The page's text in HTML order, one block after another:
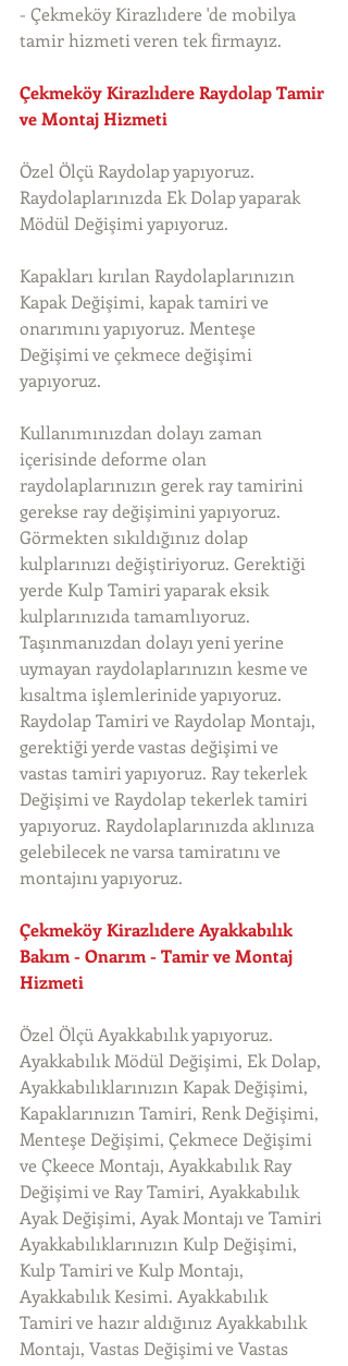
- Çekmeköy Kirazlıdere 'de mobilya
tamir hizmeti veren tek firmayız.
Çekmeköy Kirazlıdere Raydolap Tamir
ve Montaj Hizmeti
Özel Ölçü Raydolap yapıyoruz.
Raydolaplarınızda Ek Dolap yaparak
Mödül Değişimi yapıyoruz.
Kapakları kırılan Raydolaplarınızın
Kapak Değişimi, kapak tamiri ve
onarımını yapıyoruz. Menteşe
Değişimi ve çekmece değişimi
yapıyoruz.
Kullanımınızdan dolayı zaman
içerisinde deforme olan
raydolaplarınızın gerek ray tamirini
gerekse ray değişimini yapıyoruz.
Görmekten sıkıldığınız dolap
kulplarınızı değiştiriyoruz. Gerektiği
yerde Kulp Tamiri yaparak eksik
kulplarınızıda tamamlıyoruz.
Taşınmanızdan dolayı yeni yerine
uymayan raydolaplarınızın kesme ve
kısaltma işlemlerinide yapıyoruz.
Raydolap Tamiri ve Raydolap Montajı,
gerektiği yerde vastas değişimi ve
vastas tamiri yapıyoruz. Ray tekerlek
Değişimi ve Raydolap tekerlek tamiri
yapıyoruz. Raydolaplarınızda aklınıza
gelebilecek ne varsa tamiratını ve
montajını yapıyoruz.
Çekmeköy Kirazlıdere Ayakkabılık
Bakım - Onarım - Tamir ve Montaj
Hizmeti
Özel Ölçü Ayakkabılık yapıyoruz.
Ayakkabılık Mödül Değişimi, Ek Dolap,
Ayakkabılıklarınızın Kapak Değişimi,
Kapaklarınızın Tamiri, Renk Değişimi,
Menteşe Değişimi, Çekmece Değişimi
ve Çkeece Montajı, Ayakkabılık Ray
Değişimi ve Ray Tamiri, Ayakkabılık
Ayak Değişimi, Ayak Montajı ve Tamiri
Ayakkabılıklarınızın Kulp Değişimi,
Kulp Tamiri ve Kulp Montajı,
Ayakkabılık Kesimi. Ayakkabılık
Tamiri ve hazır aldığınız Ayakkabılık
Montajı, Vastas Değişimi ve Vastas